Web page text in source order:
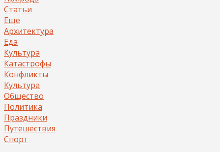
Статьи
Еще
Архитектура
Еда
Культура
Катастрофы
Конфликты
Культура
Общество
Политика
Праздники
Путешествия
Спорт